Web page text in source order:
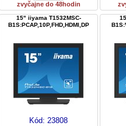
zvyčajne do 48hodin
15" iiyama T1532MSC-
B1S:PCAP,10P,FHD,HDMI,DP
Kód: 23808